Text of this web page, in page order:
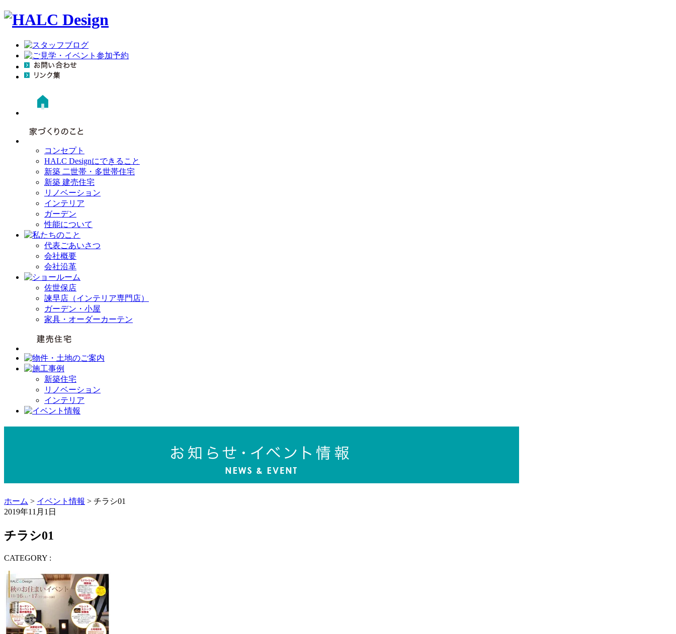
コンセプト
HALC Designにできること
新築 二世帯・多世帯住宅
新築 建売住宅
リノベーション
インテリア
ガーデン
性能について
代表ごあいさつ
会社概要
会社沿革
佐世保店
諫早店（インテリア専門店）
ガーデン・小屋
家具・オーダーカーテン
新築住宅
リノベーション
インテリア
ホーム > イベント情報 > チラシ01
2019年11月1日
チラシ01
CATEGORY :